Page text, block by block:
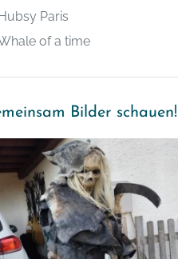
Paris
of a time
Bilder schauen!